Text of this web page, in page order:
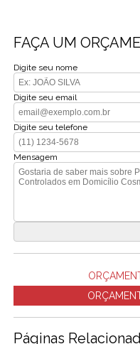
FAÇA UM
Digite seu nome
Digite seu email
Digite seu telefone
Mensagem
Páginas